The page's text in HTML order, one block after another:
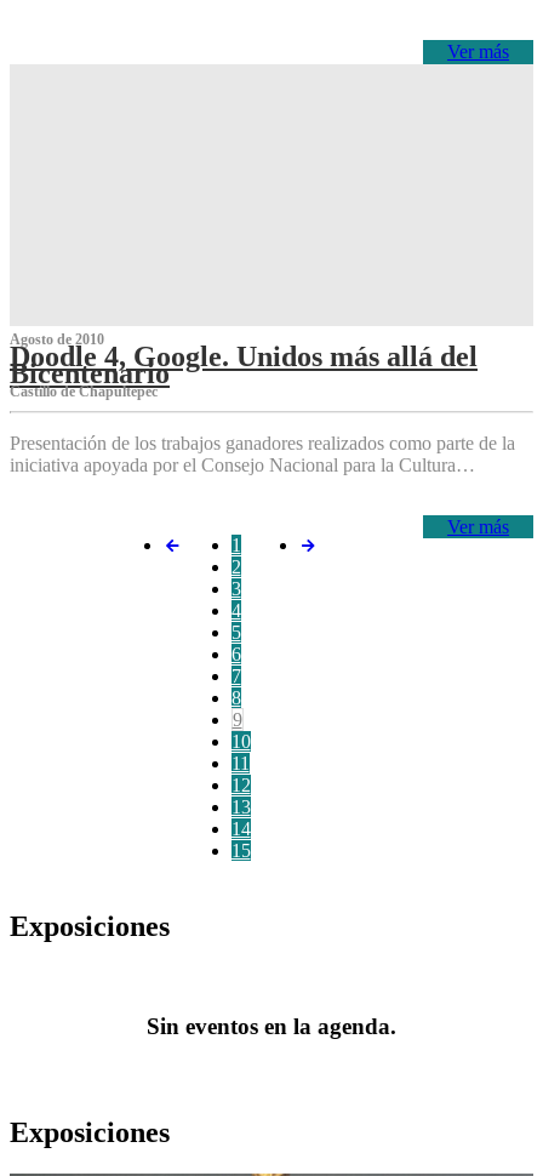
Ver más
Agosto de 2010
Doodle 4, Google. Unidos más allá del
Bicentenario
Castillo de Chapultepec
Presentación de los trabajos ganadores realizados como parte de la
iniciativa apoyada por el Consejo Nacional para la Cultura…
Ver más
1
2
3
4
5
6
7
8
9
10
11
12
13
14
15
Exposiciones
Sin eventos en la agenda.
Exposiciones